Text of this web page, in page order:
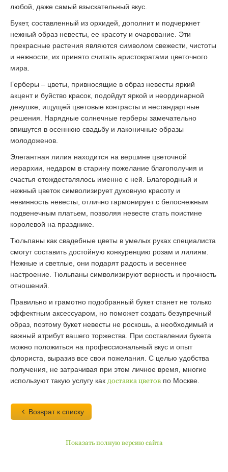
любой, даже самый взыскательный вкус.
Букет, составленный из орхидей, дополнит и подчеркнет
нежный образ невесты, ее красоту и очарование. Эти
прекрасные растения являются символом свежести, чистоты
и нежности, их принято считать аристократами цветочного
мира.
Герберы – цветы, привносящие в образ невесты яркий
акцент и буйство красок, подойдут яркой и неординарной
девушке, ищущей цветовые контрасты и нестандартные
решения. Нарядные солнечные герберы замечательно
впишутся в осеннюю свадьбу и лаконичные образы
молодоженов.
Элегантная лилия находится на вершине цветочной
иерархии, недаром в старину пожелание благополучия и
счастья отождествлялось именно с ней. Благородный и
нежный цветок символизирует духовную красоту и
невинность невесты, отлично гармонирует с белоснежным
подвенечным платьем, позволяя невесте стать поистине
королевой на празднике.
Тюльпаны как свадебные цветы в умелых руках специалиста
смогут составить достойную конкуренцию розам и лилиям.
Нежные и светлые, они подарят радость и весеннее
настроение. Тюльпаны символизируют верность и прочность
отношений.
Правильно и грамотно подобранный букет станет не только
эффектным аксессуаром, но поможет создать безупречный
образ, поэтому букет невесты не роскошь, а необходимый и
важный атрибут вашего торжества. При составлении букета
можно положиться на профессиональный вкус и опыт
флориста, выразив все свои пожелания. С целью удобства
получения, не затрачивая при этом личное время, многие
используют такую услугу как доставка цветов по Москве.
Возврат к списку
Показать полную версию сайта